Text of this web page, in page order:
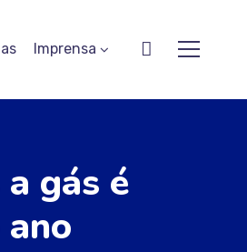
Imprensa
gás é